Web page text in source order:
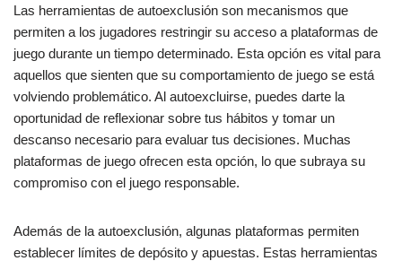
Las herramientas de autoexclusión son mecanismos que
permiten a los jugadores restringir su acceso a plataformas de
juego durante un tiempo determinado. Esta opción es vital para
aquellos que sienten que su comportamiento de juego se está
volviendo problemático. Al autoexcluirse, puedes darte la
oportunidad de reflexionar sobre tus hábitos y tomar un
descanso necesario para evaluar tus decisiones. Muchas
plataformas de juego ofrecen esta opción, lo que subraya su
compromiso con el juego responsable.
Además de la autoexclusión, algunas plataformas permiten
establecer límites de depósito y apuestas. Estas herramientas